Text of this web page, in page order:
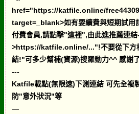
href="https://katfile.online/
target=_blank>如有要續費與短期試用
付費會員,請點擊"這裡",由此進推薦連結
>https://katfile.online/..."!不要從下方
結!"可多少幫補(資源)搜羅動力^^ 感謝
---
Katfile載點(無限速)下測連結 可先全複
防"意外狀況"等
—